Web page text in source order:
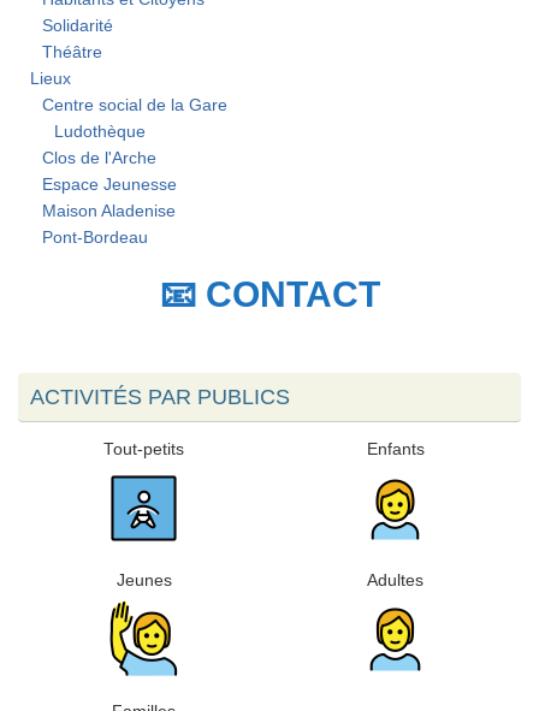
Solidarité
Théâtre
Lieux
Centre social de la Gare
Ludothèque
Clos de l'Arche
Espace Jeunesse
Maison Aladenise
Pont-Bordeau
📧 CONTACT
ACTIVITÉS PAR PUBLICS
Tout-petits Enfants
Jeunes Adultes